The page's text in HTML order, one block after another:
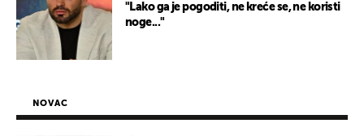
"Lako ga je pogoditi, ne kreće se, ne koristi
noge..."
NOVAC